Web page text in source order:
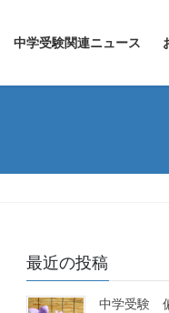
中学受験関連ニュース
最近の投稿
中学受験